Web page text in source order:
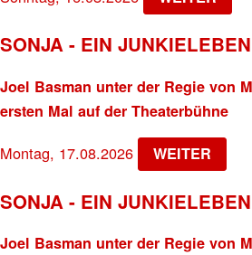
SONJA - EIN
Joel Basman unter der Regie von
ersten Mal auf der Theaterbühne
Montag, 17.08.2026 WEITER
SONJA - EIN
Joel Basman unter der Regie von